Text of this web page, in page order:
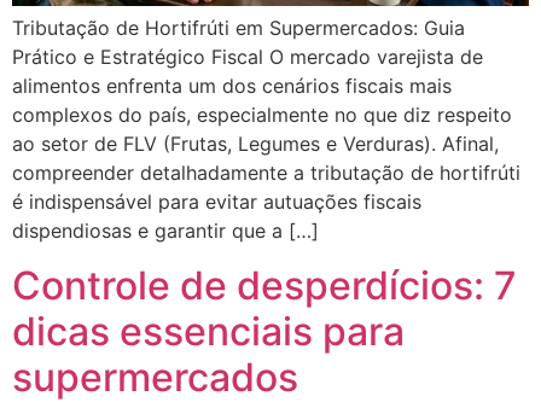
Tributação de Hortifrúti em Supermercados: Guia
Prático e Estratégico Fiscal O mercado varejista de
alimentos enfrenta um dos cenários fiscais mais
complexos do país, especialmente no que diz respeito
ao setor de FLV (Frutas, Legumes e Verduras). Afinal,
compreender detalhadamente a tributação de hortifrúti
é indispensável para evitar autuações fiscais
dispendiosas e garantir que a […]
Controle de desperdícios: 7
dicas essenciais para
supermercados